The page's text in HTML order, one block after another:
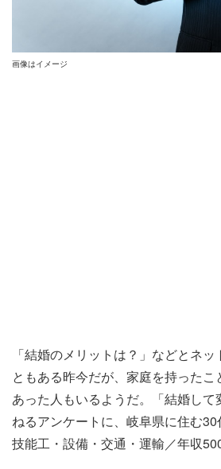
画像はイメージ
「結婚のメリットは？」などとネ
ともある昨今だが、家庭を持った
あった人もいるようだ。「結婚し
ねるアンケートに、岐阜県に住む
技能工・設備・交通・運輸／年収